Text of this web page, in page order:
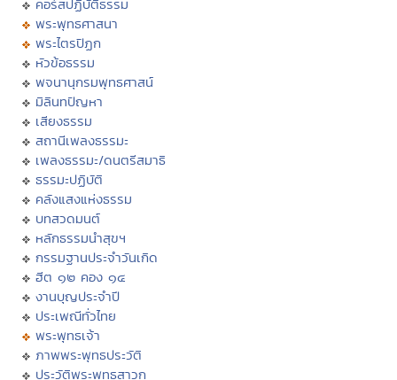
พระพุทธศาสนา
พระไตรปิฏก
หัวข้อธรรม
พจนานุกรมพุทธศาสน์
มิลินทปัญหา
เสียงธรรม
สถานีเพลงธรรมะ
เพลงธรรมะ/ดนตรีสมาธิ
ธรรมะปฏิบัติ
คลังแสงแห่งธรรม
บทสวดมนต์
หลักธรรมนำสุขฯ
กรรมฐานประจำวันเกิด
ฮีต ๑๒ คอง ๑๔
งานบุญประจำปี
ประเพณีทั่วไทย
พระพุทธเจ้า
ภาพพระพุทธประวัติ
ประวัติพระพุทธสาวก